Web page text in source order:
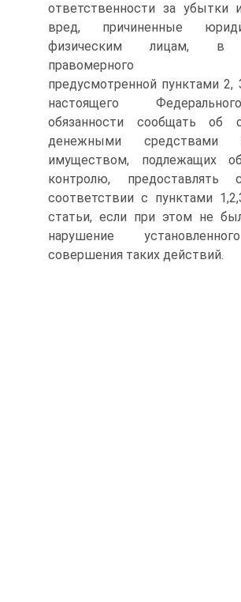
ответственности за убытки
вред, причиненные
физическим лицам, в
правомерного
предусмотренной пунктами 2,
настоящего
обязанности сообщать об
денежными
имуществом, подлежащих
контролю, предоставлять
соответствии с пунктами
статьи, если при этом не
нарушение
совершения таких действий.